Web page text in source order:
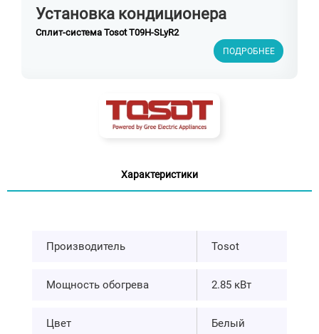
Установка кондиционера
Сплит-система Tosot T09H-SLyR2
ПОДРОБНЕЕ
Характеристики
Производитель Tosot
Мощность обогрева 2.85 кВт
Цвет Белый